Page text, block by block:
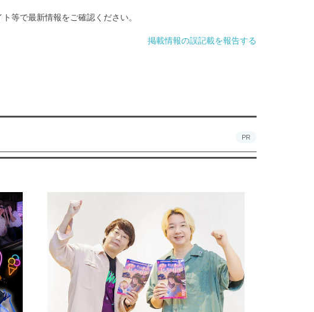
等で最新情報をご確認ください。
掲載情報の誤記載を報告する
PR